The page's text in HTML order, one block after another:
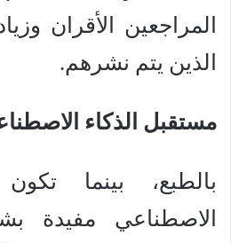
المراجعين الأقران
الذين يتم نشرهم.
مستقبل الذكاء
بالطبع، بينما
الاصطناعي مفيدة